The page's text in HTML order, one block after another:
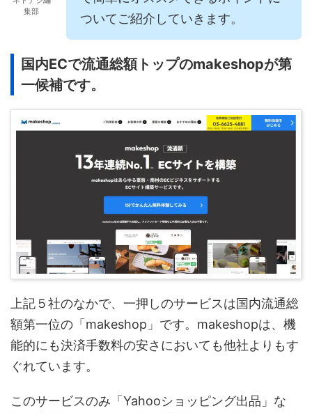
集部
ついてご紹介していきます。
国内ECで流通総額トップのmakeshopが第
一候補です。
上記５社のなかで、一押しのサービスは国内流通総
額第一位の「makeshop」です。makeshopは、機
能的にも決済手数料の安さにおいても他社よりもす
ぐれています。
このサービスのみ「Yahooショッピング出品」な